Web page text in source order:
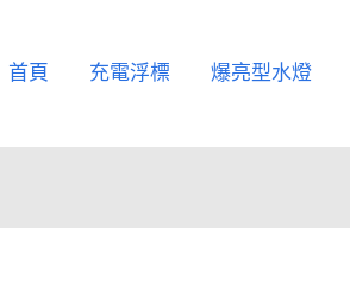
首頁 充電浮標 爆亮型水燈